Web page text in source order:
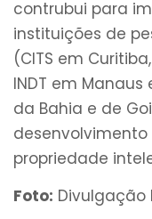
contrubui para
instituições de
(CITS em
INDT em
da Bahia e de
propriedade
Foto: Divulgação